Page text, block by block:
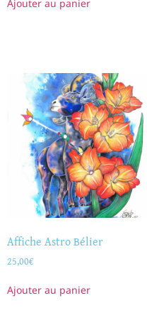
Ajouter au panier
Affiche Astro Bélier
25,00€
Ajouter au panier